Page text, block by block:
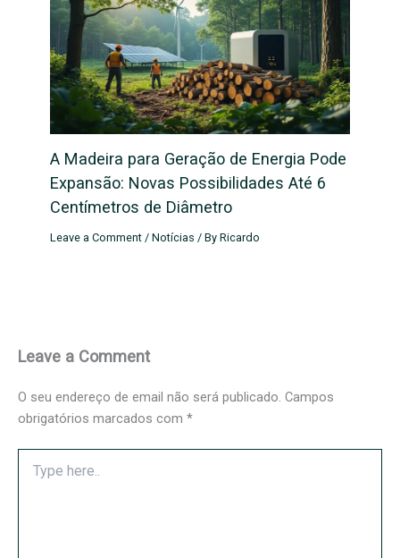
A Madeira para Geração de Energia Pode
Expansão: Novas Possibilidades Até 6
Centímetros de Diâmetro
Leave a Comment /Notícias / ByRicardo
Leave a Comment
O seu endereço de email não será publicado. Campos
obrigatórios marcados com *
here..